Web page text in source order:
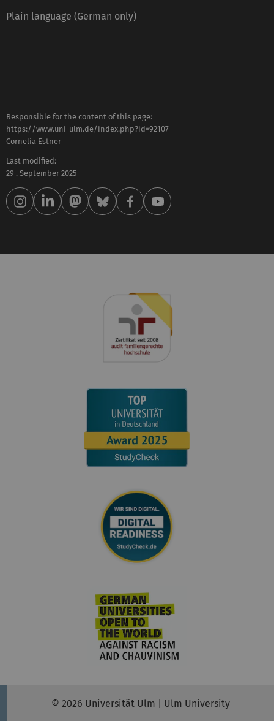
Plain language (German only)
Responsible for the content of this page:
https://www.uni-ulm.de/index.php?id=92107
Cornelia Estner
Last modified:
29 . September 2025
© 2026 Universität Ulm | Ulm University